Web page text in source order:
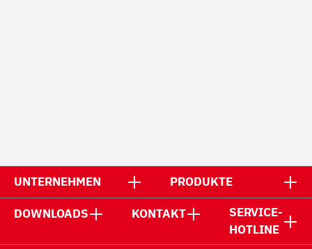
UNTERNEHMEN PRODUKTE
DOWNLOADS KONTAKT
SERVICE-
HOTLINE